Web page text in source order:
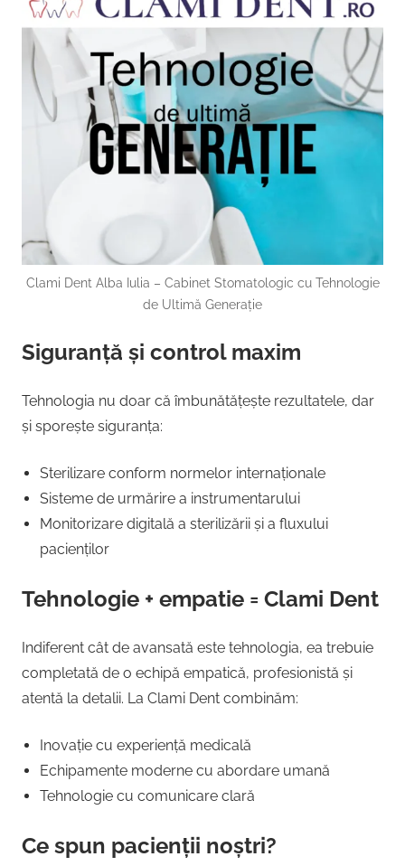
Clami Dent Alba Iulia – Cabinet Stomatologic cu Tehnologie
de Ultimă Generație
Siguranță și control maxim
Tehnologia nu doar că îmbunătățește rezultatele, dar
și sporește siguranța:
Sterilizare conform normelor internaționale
Sisteme de urmărire a instrumentarului
Monitorizare digitală a sterilizării și a fluxului
pacienților
Tehnologie + empatie = Clami Dent
Indiferent cât de avansată este tehnologia, ea trebuie
completată de o echipă empatică, profesionistă și
atentă la detalii. La Clami Dent combinăm:
Inovație cu experiență medicală
Echipamente moderne cu abordare umană
Tehnologie cu comunicare clară
Ce spun pacienții noștri?